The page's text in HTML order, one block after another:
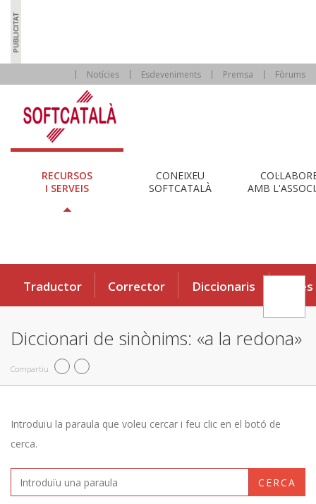
Notícies Esdeveniments Premsa Fòrums
RECURSOS
I SERVEIS
CONEIXEU
SOFTCATALÀ
AMB
Traductor Corrector Diccionaris Eines
Diccionari de sinònims: «a la redona»
Compartiu
Introduïu la paraula que voleu cercar i feu clic en el botó de
cerca.
CERCA